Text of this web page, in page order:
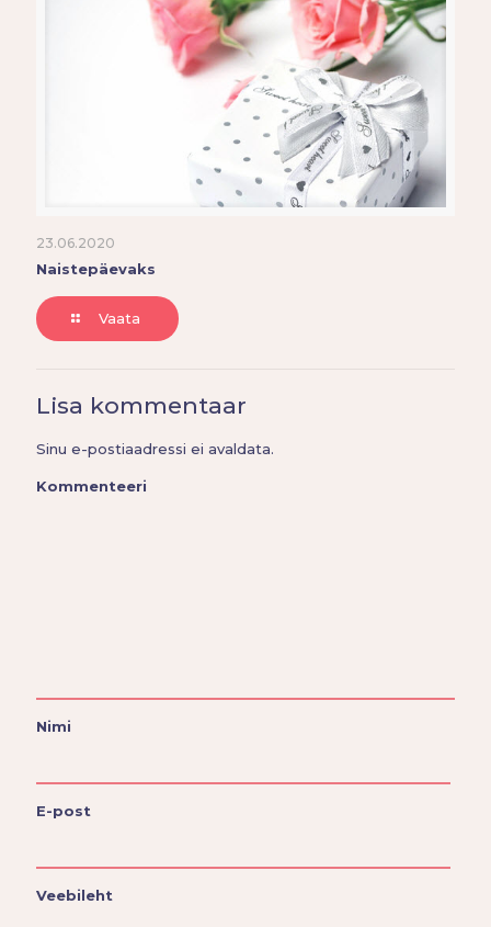
23.06.2020
Naistepäevaks
Vaata
Lisa kommentaar
Sinu e-postiaadressi ei avaldata.
Kommenteeri
Nimi
E-post
Veebileht